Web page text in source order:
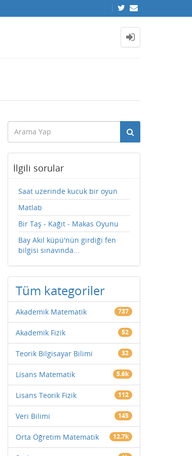
İlgili sorular
Saat uzerinde kucuk bir oyun
Matlab
Bir Taş - Kağıt - Makas Oyunu
Bay Akıl küpü'nün girdiği fen
bilgisi sınavında...
Tüm kategoriler
Akademik Matematik 737
Akademik Fizik 52
Teorik Bilgisayar Bilimi 32
Lisans Matematik 5.6k
Lisans Teorik Fizik 112
Veri Bilimi 145
Orta Öğretim Matematik 12.7k